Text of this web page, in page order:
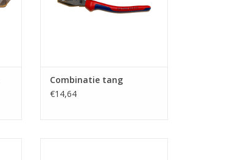
Combinatie tang
€14,64